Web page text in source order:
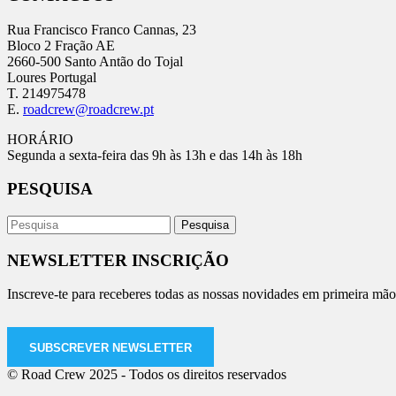
Rua Francisco Franco Cannas, 23
Bloco 2 Fração AE
2660-500 Santo Antão do Tojal
Loures Portugal
T. 214975478
E. roadcrew@roadcrew.pt
HORÁRIO
Segunda a sexta-feira das 9h às 13h e das 14h às 18h
PESQUISA
NEWSLETTER INSCRIÇÃO
Inscreve-te para receberes todas as nossas novidades em primeira
SUBSCREVER NEWSLETTER
© Road Crew 2025 - Todos os direitos reservados